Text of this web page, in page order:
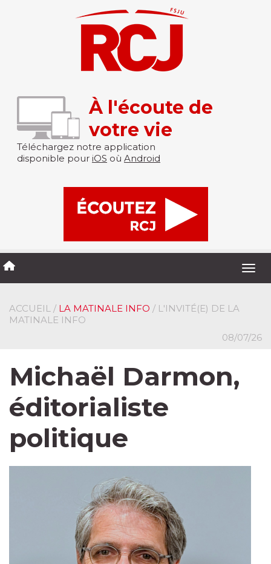
À l'écoute de
votre vie
Téléchargez notre application
disponible pour iOS où Android
ACCUEIL / LA MATINALE INFO / L'INVITÉ(E) DE LA
MATINALE INFO
08/07/26
Michaël Darmon,
éditorialiste
politique